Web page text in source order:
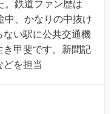
。鉄道ファン歴は
中、かなりの中抜け
ない駅に公共交通機
き甲斐です。新聞記
どを担当